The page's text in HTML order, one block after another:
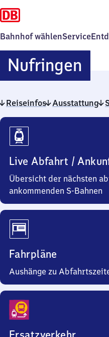
Bahnhof wählenService
Nufringen
Reiseinfos Ausstattung
Reiseinfos
Live Abfahrt /
Übersicht der nächsten
ankommenden S-Bahnen
Fahrpläne
Aushänge zu